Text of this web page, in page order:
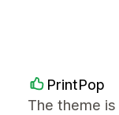
PrintPop
The theme